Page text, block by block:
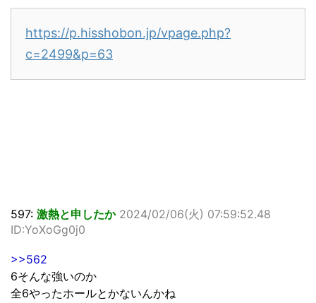
https://p.hisshobon.jp/vpage.php?
c=2499&p=63
597: 激熱と申したか 2024/02/06(火) 07:59:52.48
ID:YoXoGg0j0
>>562
6そんな強いのか
全6やったホールとかないんかね